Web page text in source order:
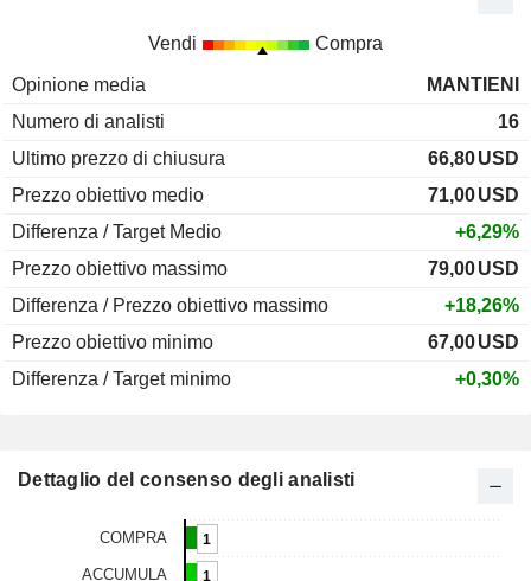
Vendi Compra
Opinione media
MANTIENI
Numero di analisti
16
Ultimo prezzo di chiusura
66,80USD
Prezzo obiettivo medio
71,00USD
Differenza / Target Medio
+6,29%
Prezzo obiettivo massimo
79,00USD
Differenza / Prezzo obiettivo massimo
+18,26%
Prezzo obiettivo minimo
67,00USD
Differenza / Target minimo
+0,30%
Dettaglio del consenso degli analisti